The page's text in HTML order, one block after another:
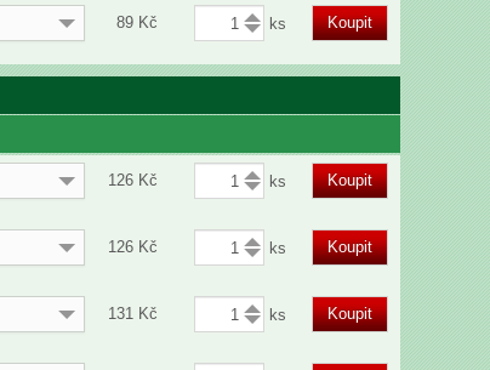
89 Kč Koupit
126 Kč Koupit
126 Kč Koupit
131 Kč Koupit